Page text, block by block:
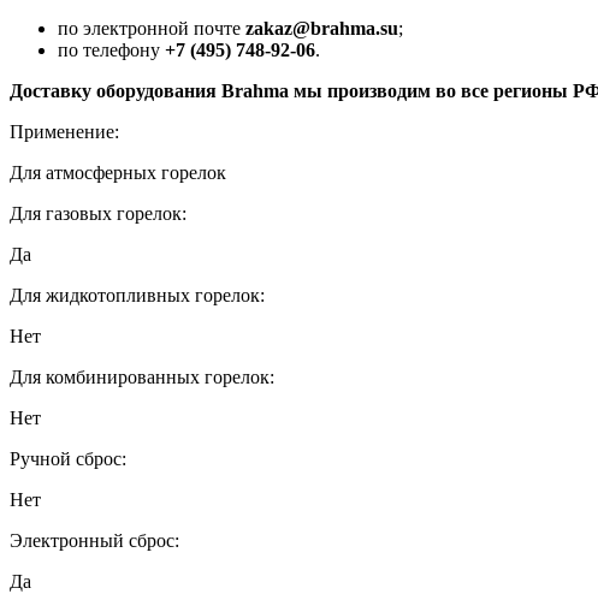
по электронной почте zakaz@brahma.su;
по телефону +7 (495) 748-92-06.
Доставку оборудования Brahma мы производим во все регионы
Применение:
Для атмосферных горелок
Для газовых горелок:
Да
Для жидкотопливных горелок:
Нет
Для комбинированных горелок:
Нет
Ручной сброс:
Нет
Электронный сброс:
Да